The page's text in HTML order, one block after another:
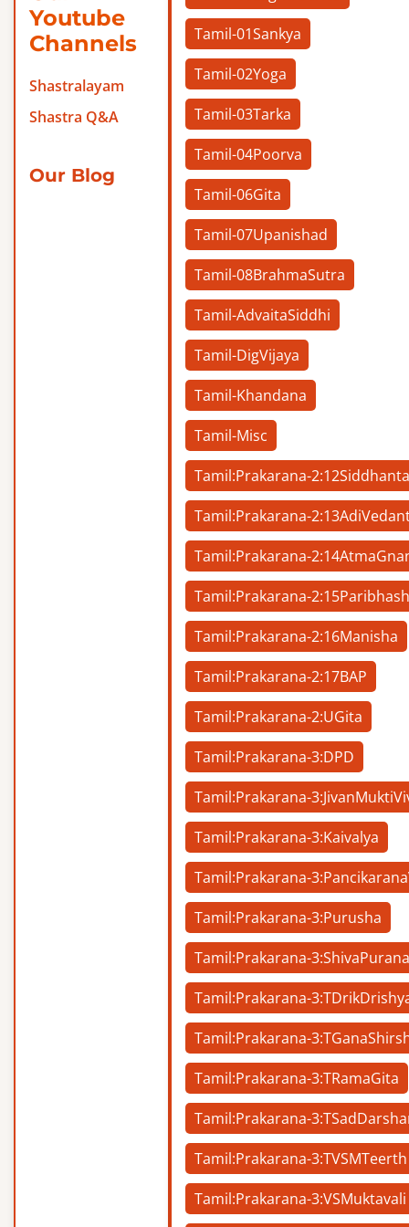
Youtube
Channels
Shastralayam
Shastra Q&A
Our Blog
Tamil-01Sankya
Tamil-02Yoga
Tamil-03Tarka
Tamil-04Poorva
Tamil-06Gita
Tamil-07Upanishad
Tamil-08BrahmaSutra
Tamil-AdvaitaSiddhi
Tamil-DigVijaya
Tamil-Khandana
Tamil-Misc
Tamil:Prakarana-
Tamil:Prakarana-
Tamil:Prakarana-
Tamil:Prakarana-
Tamil:Prakarana-2:16Manisha
Tamil:Prakarana-2:17BAP
Tamil:Prakarana-2:UGita
Tamil:Prakarana-3:DPD
Tamil:Prakarana-
Tamil:Prakarana-3:Kaivalya
Tamil:Prakarana-
Tamil:Prakarana-3:Purusha
Tamil:Prakarana-
Tamil:Prakarana-
Tamil:Prakarana-
Tamil:Prakarana-3:TRamaGita
Tamil:Prakarana-
Tamil:Prakarana-3:TVSMTeerth
Tamil:Prakarana-3:VSMuktavali